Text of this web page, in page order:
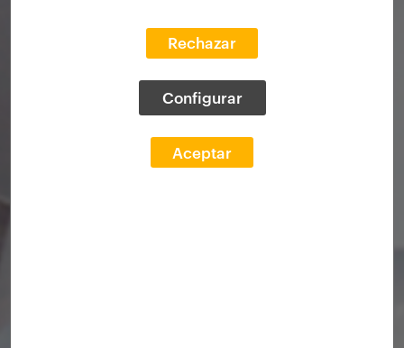
Rechazar
Configurar
Aceptar